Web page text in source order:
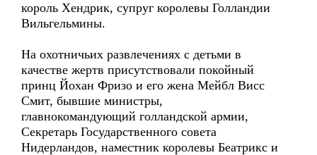
король Хендрик, супруг королевы Голландии
Вильгельмины.
На охотничьих развлечениях с детьми в
качестве жертв присутствовали покойный
принц Йохан Фризо и его жена Мейбл Висс
Смит, бывшие министры,
главнокомандующий голландской армии,
Секретарь Государственного совета
Нидерландов, наместник королевы Беатрикс и